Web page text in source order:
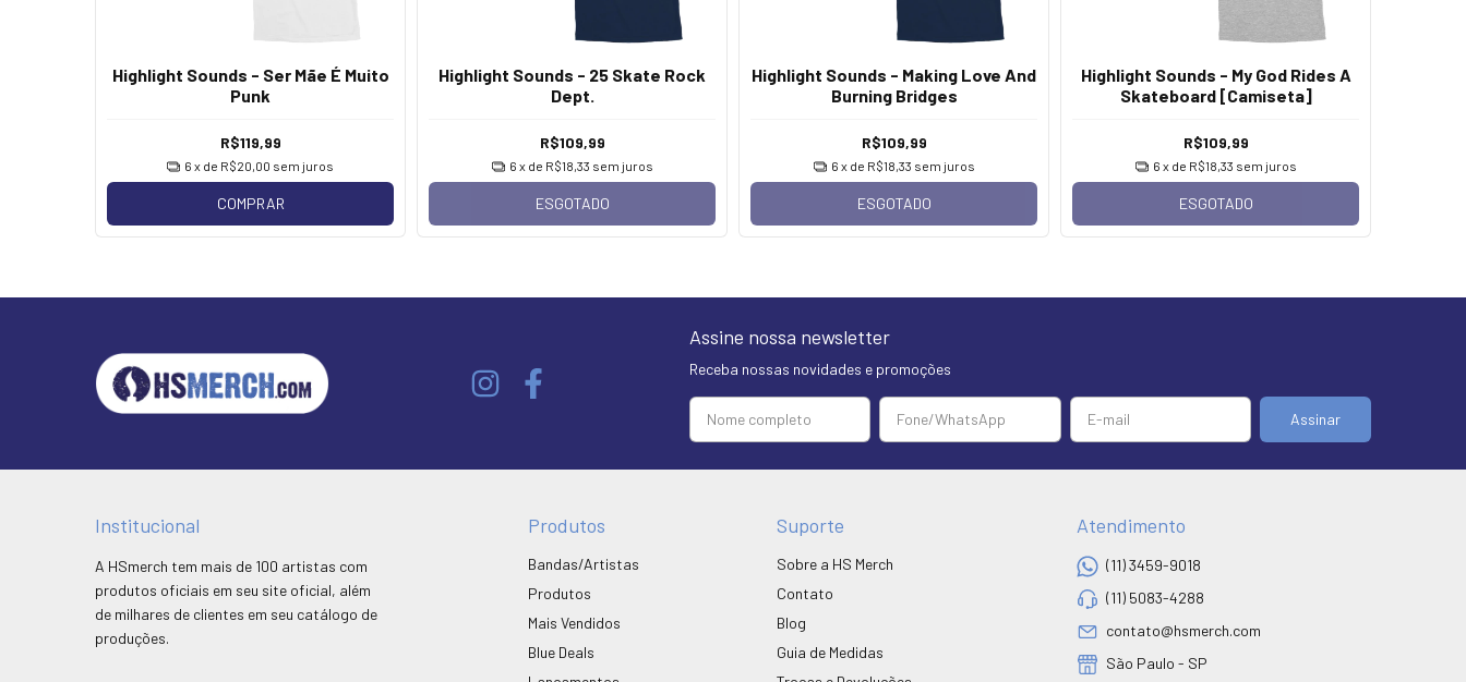
Highlight Sounds - Ser Mãe É Muito
Punk
R$119,99
6 x de R$20,00 sem juros
COMPRAR
Highlight Sounds - 25 Skate Rock
Dept.
R$109,99
6 x de R$18,33 sem juros
ESGOTADO
Highlight Sounds - Making Love And
Burning Bridges
R$109,99
6 x de R$18,33 sem juros
ESGOTADO
Highlight Sounds - My God Rides A
Skateboard [Camiseta]
R$109,99
6 x de R$18,33 sem juros
ESGOTADO
Assine nossa newsletter
Receba nossas novidades e promoções
Institucional
A HSmerch tem mais de 100 artistas com
produtos oficiais em seu site oficial, além
de milhares de clientes em seu catálogo de
produções.
Produtos
Bandas/Artistas
Produtos
Mais Vendidos
Blue Deals
Suporte
Sobre a HS Merch
Contato
Blog
Guia de Medidas
Atendimento
(11) 3459-9018
(11) 5083-4288
contato@hsmerch.com
São Paulo - SP